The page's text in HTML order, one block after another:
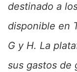
destinado a
disponible en
G y H. La
sus gastos de